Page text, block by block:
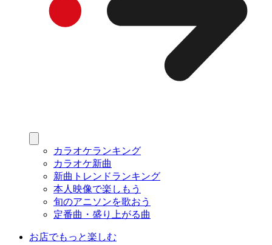
カラオケランキング
カラオケ新曲
新曲トレンドランキング
本人映像で楽しもう
旬のアニソンを歌おう
定番曲・盛り上がる曲
お店でもっと楽しむ